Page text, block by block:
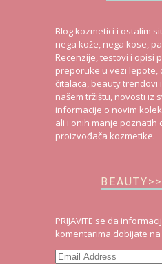
Blog kozmetici i ostalim
nega kože, nega kose,
Recenzije, testovi i opisi
preporuke u vezi lepote,
čitalaca, beauty trendovi
našem tržištu, novosti iz
informacije o novim
ali i onih manje poznatih
proizvođača kozmetike.
PRIJAVITE se da
komentarima dobijate na
Email